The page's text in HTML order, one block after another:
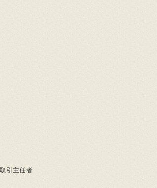
引主任者